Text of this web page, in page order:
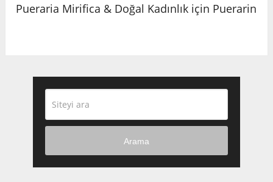
Pueraria Mirifica & Doğal Kadınlık için Puerarin
Arama